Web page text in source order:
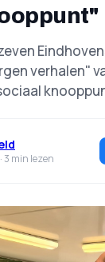
verhalen"
3 min lezen